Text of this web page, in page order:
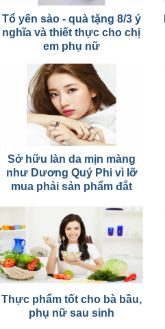
Tổ yến sào - quà tặng 8/3 ý
nghĩa và thiết thực cho chị
em phụ nữ
Sở hữu làn da mịn màng
như Dương Quý Phi vì lỡ
mua phải sản phẩm đắt
Thực phẩm tốt cho bà bầu,
phụ nữ sau sinh